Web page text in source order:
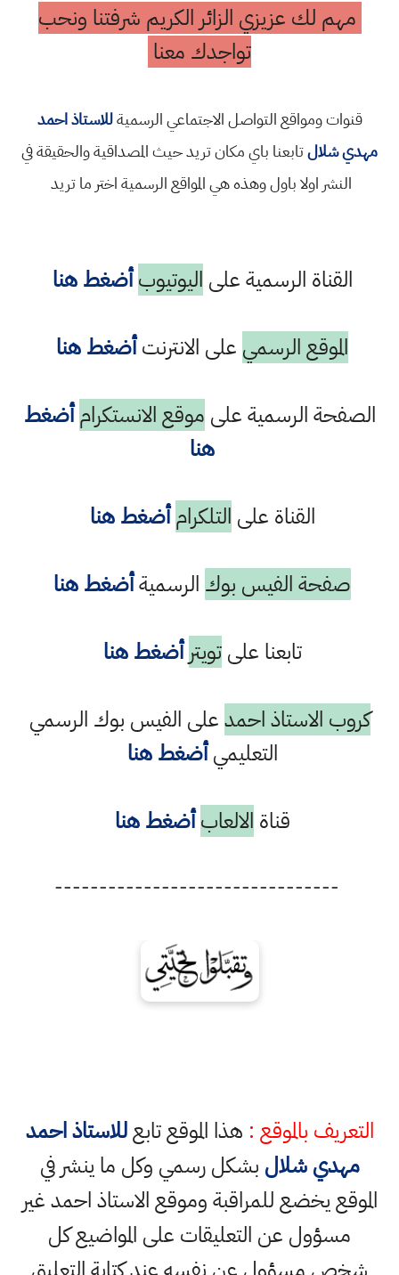
مهم لك عزيزي الزائر الكريم شرفتنا ونحب
تواجدك معنا
قنوات ومواقع التواصل الاجتماعي الرسميةللاستاذ احمد
مهدي شلالتابعنا باي مكان تريد حيث المصداقية والحقيقة في
النشر اولا باول وهذه هي المواقع الرسمية اختر ما تريد
القناة الرسمية على اليوتيوب أضغط هنا
الموقع الرسمي على الانترنتأضغط هنا
الصفحة الرسمية على موقع الانستكرام أضغط
هنا
القناة على التلكرام أضغط هنا
صفحة الفيس بوك الرسميةأضغط هنا
تابعنا علىتويتر أضغط هنا
كروب الاستاذ احمدعلى الفيس بوك الرسمي
التعليميأضغط هنا
قناة الالعاب أضغط هنا
--------------------------------
التعريف بالموقع : هذا الموقع تابعللاستاذ احمد
مهدي شلال بشكل رسمي وكل ما ينشر في
الموقع يخضع للمراقبة وموقع الاستاذ احمد غير
مسؤول عن التعليقات على المواضيع كل